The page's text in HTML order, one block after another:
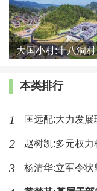
是无源之水、无本
愁的内涵与境界就
之结论，肯定不能
我们在前面已
不是那些终生在广
众，而是以农村出
英阶层。一般来说
大国
本类排行
1 匡远配:大力发
2 赵树凯:多元权
3 杨清华:立军令